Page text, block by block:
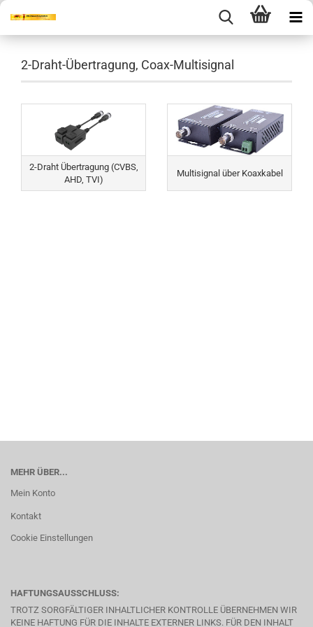
2-Draht-Übertragung, Coax-Multisignal
2-Draht Übertragung (CVBS,
AHD, TVI)
Multisignal über Koaxkabel
MEHR ÜBER...
Mein Konto
Kontakt
Cookie Einstellungen
HAFTUNGSAUSSCHLUSS:
TROTZ SORGFÄLTIGER INHALTLICHER KONTROLLE ÜBERNEHMEN WIR
KEINE HAFTUNG FÜR DIE INHALTE EXTERNER LINKS. FÜR DEN INHALT